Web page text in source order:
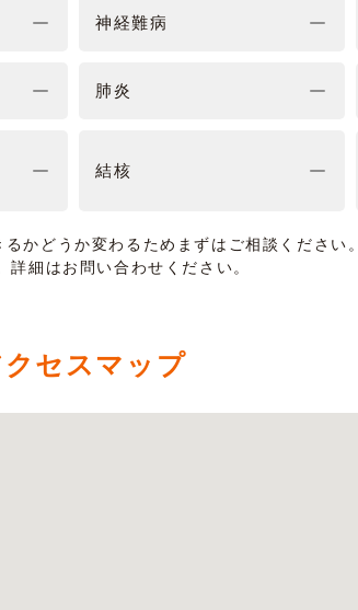
神経難病
肺炎
結核
かどうか変わるためまずはご相談ください。
細はお問い合わせください。
セスマップ